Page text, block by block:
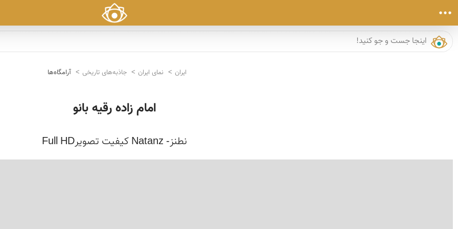
ایران نمای ایران جاذبه‌های تاریخی آرامگاه‌ها
امام زاده رقیه بانو
نطنز- Natanz کیفیت تصویرFull HD